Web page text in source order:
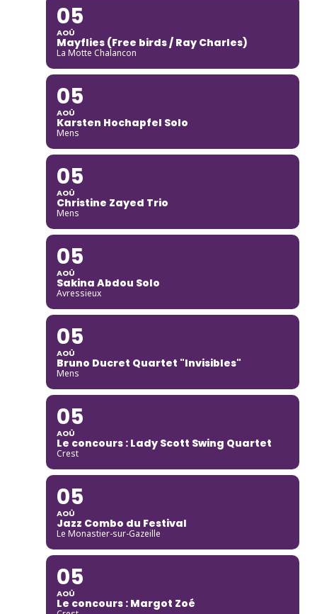
05
AOÛ
Mayflies (Free birds / Ray Charles)
La Motte Chalancon
05
AOÛ
Karsten Hochapfel Solo
Mens
05
AOÛ
Christine Zayed Trio
Mens
05
AOÛ
Sakina Abdou Solo
Avressieux
05
AOÛ
Bruno Ducret Quartet "Invisibles"
Mens
05
AOÛ
Le concours : Lady Scott Swing Quartet
Crest
05
AOÛ
Jazz Combo du Festival
Le Monastier-sur-Gazeille
05
AOÛ
Le concours : Margot Zoé